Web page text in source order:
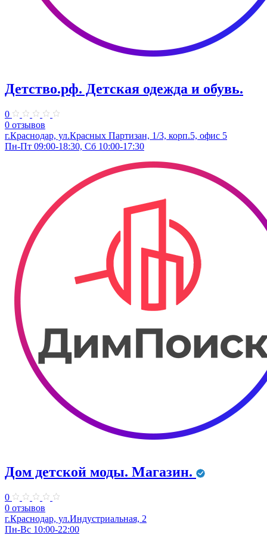
Детство.рф. Детская одежда и обувь.
0
0 отзывов
г.Краснодар, ул.Красных Партизан, 1/3, корп.5, офис 5
Пн-Пт 09:00-18:30, Сб 10:00-17:30
Дом детской моды. Магазин.
0
0 отзывов
г.Краснодар, ул.Индустриальная, 2
Пн-Вс 10:00-22:00